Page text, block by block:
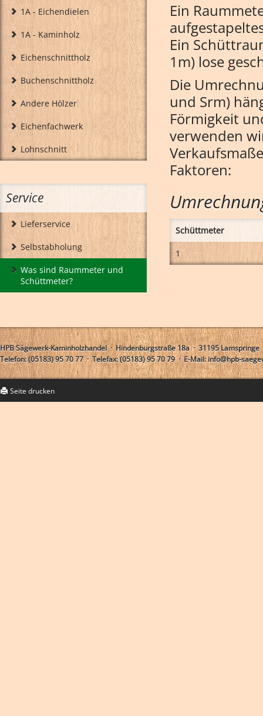
Unsere Spaltmaschine für die
Unsere Eichenterassendielen
1A - Eichendielen
1A - Kaminholz
Eichenschnittholz
Buchenschnittholz
Andere Hölzer
Eichenfachwerk
Lohnschnitt
Service
Lieferservice
Selbstabholung
Was sind Raummeter und
Schüttmeter?
Ein
Ein
1m) lose
Die
und Srm)
Förmigkeit
verwenden
Faktoren:
Schüttmeter
1
HPB Sägewerk-Kaminholzhandel · Hindenburgstraße 18a · 31195 Lamspringe
Telefon: (05183) 95 70 77 · Telefax: (05183) 95 70 79 · E-Mail: info@hpb-
Seite drucken